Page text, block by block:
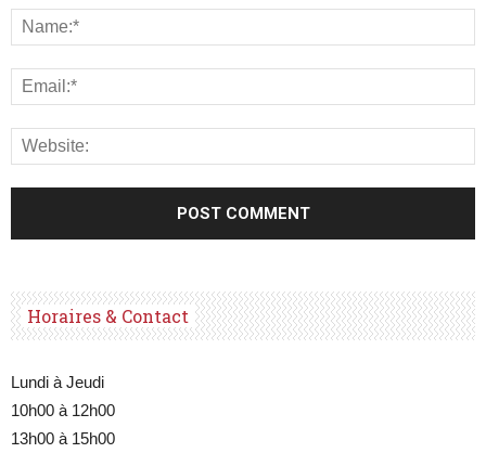
Horaires & Contact
Lundi à Jeudi
10h00 à 12h00
13h00 à 15h00